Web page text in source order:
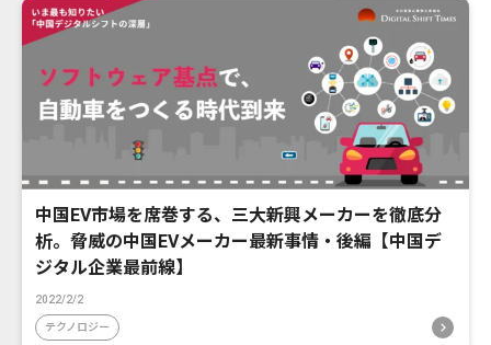
中国EV市場を席巻する、三大新興メーカーを徹底分
析。脅威の中国EVメーカー最新事情・後編【中国デ
ジタル企業最前線】
2022/2/2
テクノロジー